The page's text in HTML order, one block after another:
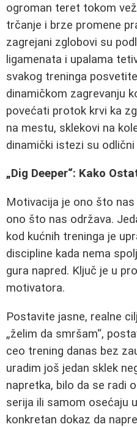
ogroman teret tokom
trčanje i brze promene
zagrejani zglobovi su
ligamenata i upalama
svakog treninga
dinamičkom zagrevanju
povećati protok krvi ka
na mestu, sklekovi na
dinamički istezi su
„Dig Deeper“: Kako
Motivacija je ono što
ono što nas održava.
kod kućnih treninga je
discipline kada nema
gura napred. Ključ je u
motivatora.
Postavite jasne, realne
„želim da smršam“,
ceo trening danas bez
uradim još jedan sklek
napretka, bilo da se radi
serija ili samom osećaju
konkretan dokaz da